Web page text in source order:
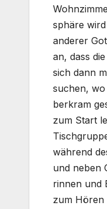
sphä­re
ande­rer
an, dass
sich dann
suchen,
ber­kram
zum Start
wäh­rend
und neben
rin­nen und
zum Hören